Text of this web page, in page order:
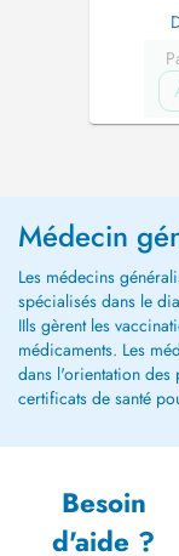
Médecin
Les médecins
spécialisés dans le
IIls gèrent les
médicaments. Les
dans l'orientation des
certificats de santé
Besoin
d'aide ?